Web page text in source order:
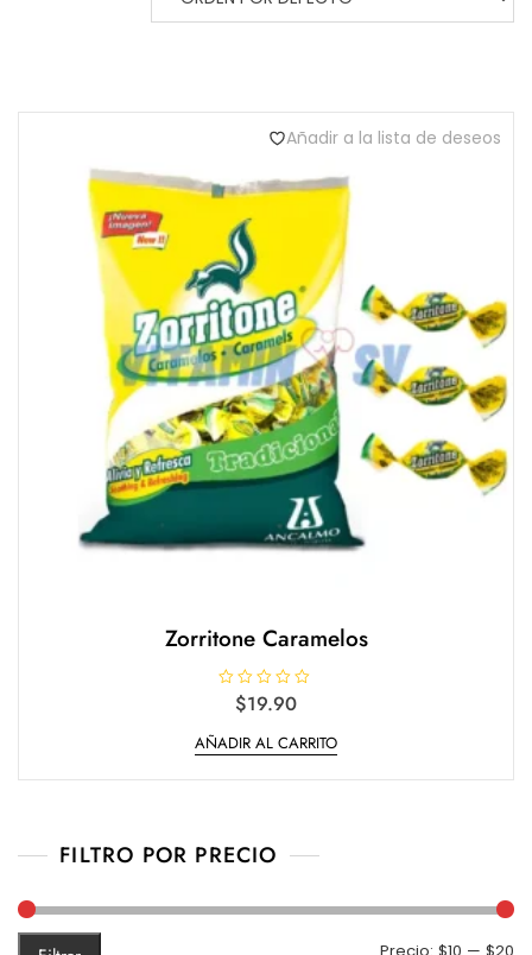
Añadir a la lista de deseos
Zorritone Caramelos
o
r
d
d
$19.90
AÑADIR AL CARRITO
FILTRO POR PRECIO